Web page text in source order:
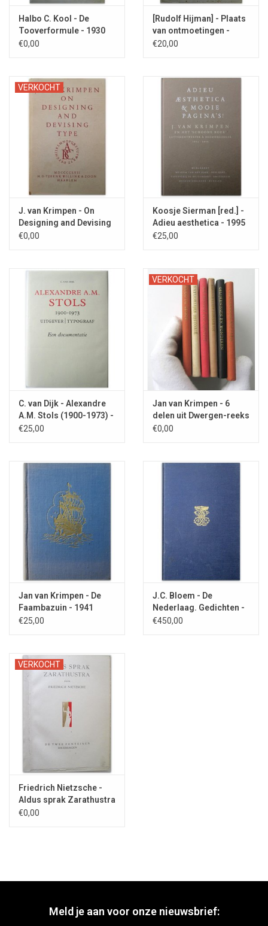
Halbo C. Kool - De
Tooverformule - 1930
€0,00
[Rudolf Hijman] - Plaats
van ontmoetingen -
1956
€20,00
VERKOCHT
J. van Krimpen - On
Designing and Devising
Type - 1957
€0,00
Koosje Sierman [red.] -
Adieu aesthetica - 1995
€25,00
C. van Dijk - Alexandre
A.M. Stols (1900-1973) -
1992
€25,00
VERKOCHT
Jan van Krimpen - 6
delen uit Dwergen-reeks
- 1941
€0,00
Jan van Krimpen - De
Faambazuin - 1941
€25,00
J.C. Bloem - De
Nederlaag. Gedichten -
1937
€450,00
VERKOCHT
Friedrich Nietzsche -
Aldus sprak Zarathustra
- 1944
€0,00
Meld je aan voor onze nieuwsbrief: